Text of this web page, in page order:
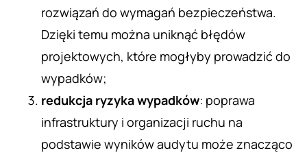
rozwiązań do wymagań bezpieczeństwa.
Dzięki temu można uniknąć błędów
projektowych, które mogłyby prowadzić do
wypadków;
redukcja ryzyka wypadków: poprawa
infrastruktury i organizacji ruchu na
podstawie wyników audytu może znacząco